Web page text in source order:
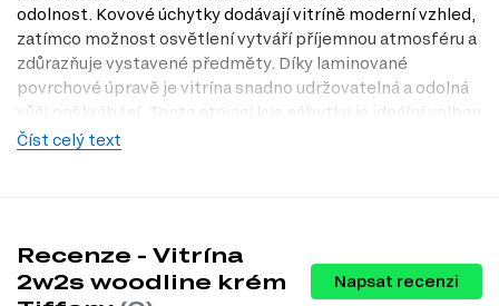
odolnost. Kovové úchytky dodávají vitríně moderní vzhled,
zatímco možnost osvětlení vytváří příjemnou atmosféru a
zdůrazňuje vystavené předměty. Díky laminované
povrchové úpravě je vitrína snadno udržovatelná a odolná
vůči poškrábání. Tento stojací kus nábytku je ideální volbou
pro ty, kteří hledají kombinaci estetiky a funkčnosti.
Dostupné modifikace produktu
Číst celý text
Recenze - Vitrína
2w2s woodline krém
Napsat recenzi